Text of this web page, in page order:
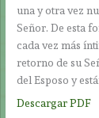
una y otra vez
Señor. De esta
cada vez más
retorno de su
del Esposo y
Descargar PDF